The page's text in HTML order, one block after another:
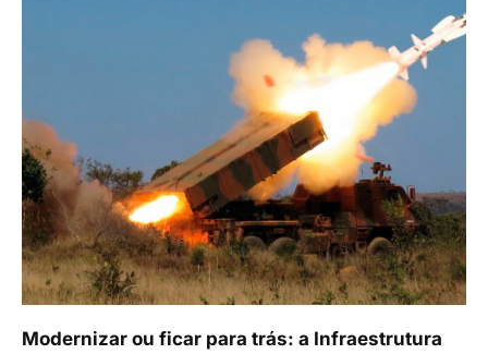
Modernizar ou ficar para trás: a Infraestrutura